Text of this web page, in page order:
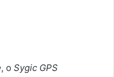
, o Sygic GPS